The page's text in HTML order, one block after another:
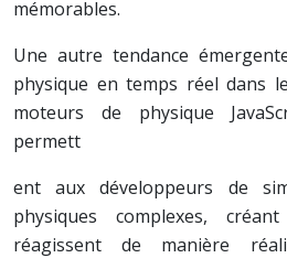
mémorables.
Une autre tendance
physique en temps réel dans
moteurs de physique
permett
ent aux développeurs de
physiques complexes,
réagissent de manière